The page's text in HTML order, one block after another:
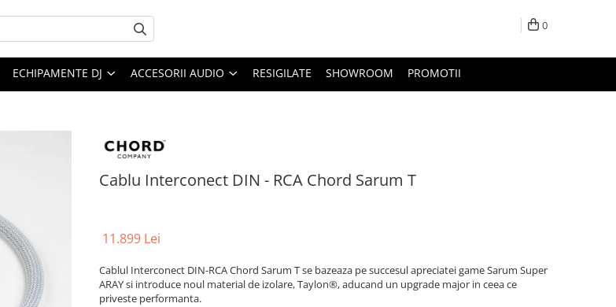
0
ECHIPAMENTE DJ ACCESORII AUDIO RESIGILATE SHOWROOM PROMOTII
Cablu Interconect DIN - RCA Chord Sarum T
11.899 Lei
Cablul Interconect DIN-RCA Chord Sarum T se bazeaza pe succesul apreciatei game Sarum Super
ARAY si introduce noul material de izolare, Taylon®, aducand un upgrade major in ceea ce
priveste performanta.